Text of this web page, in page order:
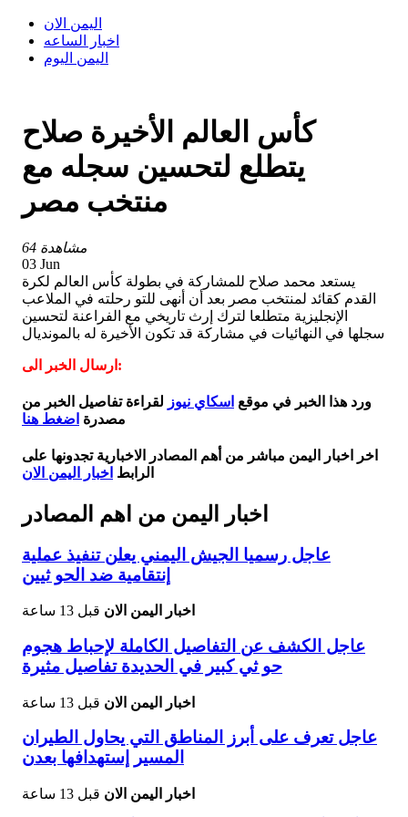
اليمن الان
اخبار الساعه
اليمن اليوم
كأس العالم الأخيرة صلاح
يتطلع لتحسين سجله مع
منتخب مصر
64 مشاهدة
03 Jun
يستعد محمد صلاح للمشاركة في بطولة كأس العالم لكرة
القدم كقائد لمنتخب مصر بعد أن أنهى للتو رحلته في الملاعب
الإنجليزية متطلعا لترك إرث تاريخي مع الفراعنة لتحسين
سجلها في النهائيات في مشاركة قد تكون الأخيرة له بالمونديال
ارسال الخبر الى:
ورد هذا الخبر في موقع اسكاي نيوز لقراءة تفاصيل الخبر من
مصدرة اضغط هنا
اخر اخبار اليمن مباشر من أهم المصادر الاخبارية تجدونها على
الرابط اخبار اليمن الان
اخبار اليمن من اهم المصادر
عاجل رسميا الجيش اليمني يعلن تنفيذ عملية
إنتقامية ضد الحو ثيين
اخبار اليمن الان قبل 13 ساعة
عاجل الكشف عن التفاصيل الكاملة لإحباط هجوم
حو ثي كبير في الحديدة تفاصيل مثيرة
اخبار اليمن الان قبل 13 ساعة
عاجل تعرف على أبرز المناطق التي يحاول الطيران
المسير إستهدافها بعدن
اخبار اليمن الان قبل 13 ساعة